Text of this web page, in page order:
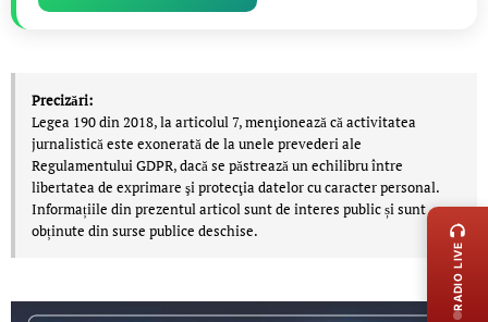
Precizări:
Legea 190 din 2018, la articolul 7, menţionează că activitatea
jurnalistică este exonerată de la unele prevederi ale
Regulamentului GDPR, dacă se păstrează un echilibru între
libertatea de exprimare şi protecţia datelor cu caracter personal.
Informațiile din prezentul articol sunt de interes public și sunt
obținute din surse publice deschise.
RADIO LIVE